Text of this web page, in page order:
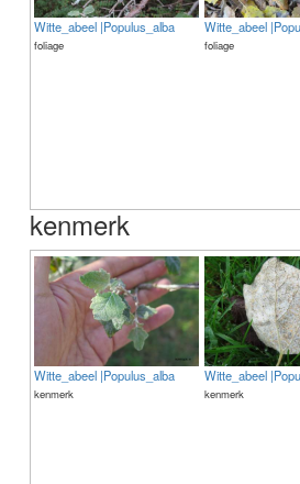
Witte_abeel |Populus_alba
foliage
Witte_abeel
foliage
kenmerk
Witte_abeel |Populus_alba
kenmerk
Witte_abeel
kenmerk